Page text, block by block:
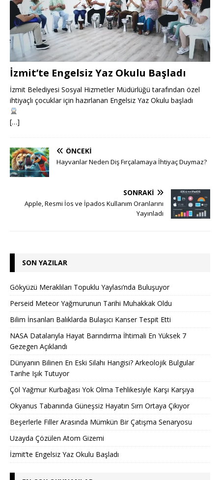
İzmit’te Engelsiz Yaz Okulu Başladı
İzmit Belediyesi Sosyal Hizmetler Müdürlüğü tarafından özel
ihtiyaçlı çocuklar için hazırlanan Engelsiz Yaz Okulu başladı
[…]
ÖNCEKI
Hayvanlar Neden Diş Fırçalamaya İhtiyaç Duymaz?
SONRAKI
Apple, Resmi İos ve İpados Kullanım Oranlarını
Yayınladı
SON YAZILAR
Gökyüzü Meraklıları Topuklu Yaylası’nda Buluşuyor
Perseid Meteor Yağmurunun Tarihi Muhakkak Oldu
Bilim İnsanları Balıklarda Bulaşıcı Kanser Tespit Etti
NASA Datalarıyla Hayat Barındırma İhtimali En Yüksek 7
Gezegen Açıklandı
Dünyanın Bilinen En Eski Silahı Hangisi? Arkeolojik Bulgular
Tarihe Işık Tutuyor
Çöl Yağmur Kurbağası Yok Olma Tehlikesiyle Karşı Karşıya
Okyanus Tabanında Güneşsiz Hayatın Sırrı Ortaya Çıkıyor
Beşerlerle Filler Arasında Mümkün Bir Çatışma Senaryosu
Uzayda Çözülen Atom Gizemi
İzmit’te Engelsiz Yaz Okulu Başladı